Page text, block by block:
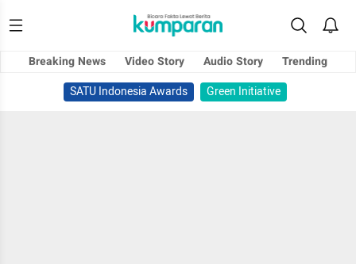
Breaking News Video Story Audio Story
Trending
SATU Indonesia Awards
Green Initiative